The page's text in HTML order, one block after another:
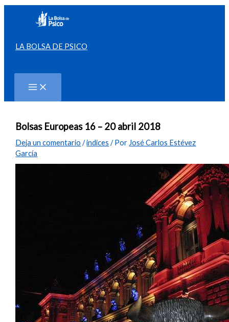
contenido
LA BOLSA DE PSICO
Bolsas Europeas 16 – 20 abril 2018
Deja un comentario /indices / Por José Carlos Estévez
García